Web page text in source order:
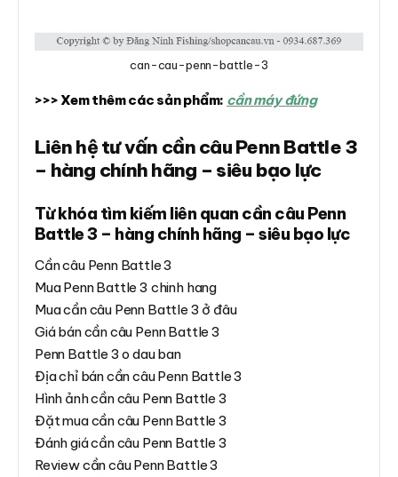
can-cau-penn-battle-3
>>> Xem thêm các sản phẩm: cần máy đứng
Liên hệ tư vấn cần câu Penn Battle 3
– hàng chính hãng – siêu bạo lực
Từ khóa tìm kiếm liên quan cần câu Penn
Battle 3 – hàng chính hãng – siêu bạo lực
Cần câu Penn Battle 3
Mua Penn Battle 3 chinh hang
Mua cần câu Penn Battle 3 ở đâu
Giá bán cần câu Penn Battle 3
Penn Battle 3 o dau ban
Địa chỉ bán cần câu Penn Battle 3
Hình ảnh cần câu Penn Battle 3
Đặt mua cần câu Penn Battle 3
Đánh giá cần câu Penn Battle 3
Review cần câu Penn Battle 3